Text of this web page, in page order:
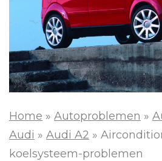
Home » Autoproblemen »
Audi » Audi A2 »
koelsysteem-problemen